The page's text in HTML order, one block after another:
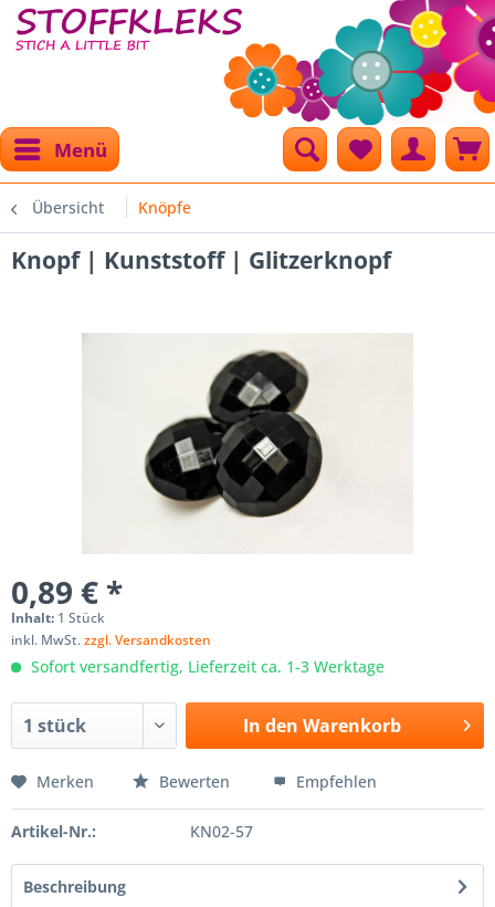
Menü
Übersicht Knöpfe
Knopf | Kunststoff | Glitzerknopf
0,89 € *
Inhalt: 1 Stück
inkl. MwSt.zzgl. Versandkosten
Sofort versandfertig, Lieferzeit ca. 1-3 Werktage
In den Warenkorb
Merken Bewerten Empfehlen
Artikel-Nr.: KN02-57
Beschreibung